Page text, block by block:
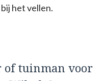
het vellen.
of tuinman voor